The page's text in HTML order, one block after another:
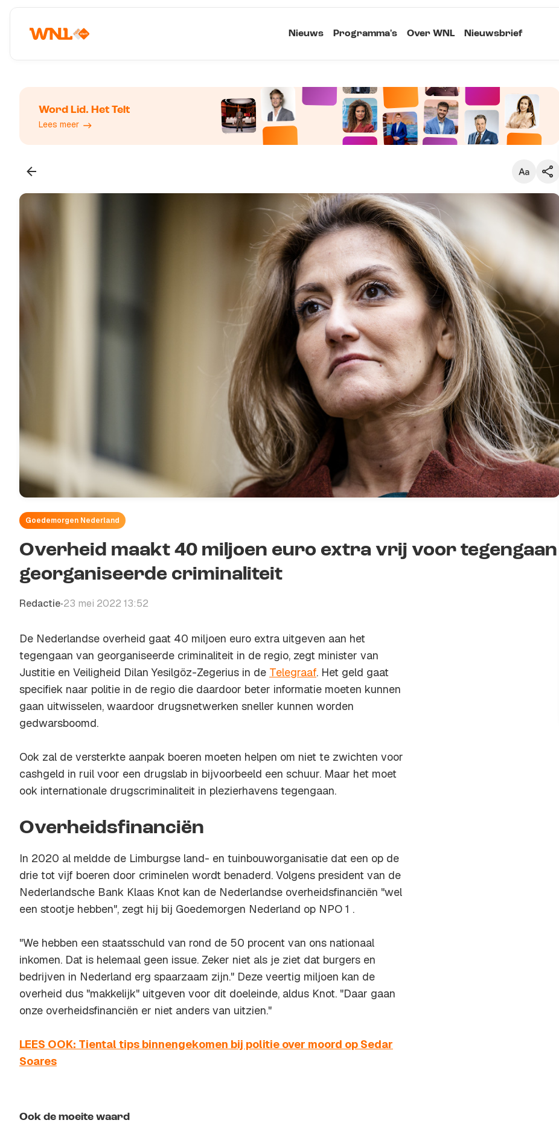
Nieuws Programma's Over WNL Nieuwsbrief
Word Lid. Het Telt
Lees meer
Kopieer link
Goedemorgen Nederland
Overheid maakt 40 miljoen euro extra vrij voor tegengaan
georganiseerde criminaliteit
Redactie•23 mei 2022 13:52
De Nederlandse overheid gaat 40 miljoen euro extra uitgeven aan het
tegengaan van georganiseerde criminaliteit in de regio, zegt minister van
Justitie en Veiligheid Dilan Yesilgöz-Zegerius in de Telegraaf. Het geld gaat
specifiek naar politie in de regio die daardoor beter informatie moeten kunnen
gaan uitwisselen, waardoor drugsnetwerken sneller kunnen worden
gedwarsboomd.
Ook zal de versterkte aanpak boeren moeten helpen om niet te zwichten voor
cashgeld in ruil voor een drugslab in bijvoorbeeld een schuur. Maar het moet
ook internationale drugscriminaliteit in plezierhavens tegengaan.
Overheidsfinanciën
In 2020 al meldde de Limburgse land- en tuinbouworganisatie dat een op de
drie tot vijf boeren door criminelen wordt benaderd. Volgens president van de
Nederlandsche Bank Klaas Knot kan de Nederlandse overheidsfinanciën "wel
een stootje hebben", zegt hij bij Goedemorgen Nederland op NPO 1 .
"We hebben een staatsschuld van rond de 50 procent van ons nationaal
inkomen. Dat is helemaal geen issue. Zeker niet als je ziet dat burgers en
bedrijven in Nederland erg spaarzaam zijn." Deze veertig miljoen kan de
overheid dus "makkelijk" uitgeven voor dit doeleinde, aldus Knot. "Daar gaan
onze overheidsfinanciën er niet anders van uitzien."
LEES OOK: Tiental tips binnengekomen bij politie over moord op Sedar
Soares
Ook de moeite waard